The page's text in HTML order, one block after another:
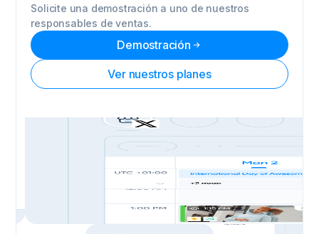
Solicite una demostración a uno de nuestros
responsables de ventas.
Demostración
Ver nuestros planes